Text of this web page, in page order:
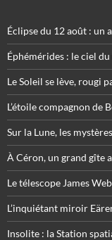
Éclipse du 12 août : un
Éphémérides : le ciel
Le Soleil se lève, rougi
L’étoile compagnon de
Sur la Lune, les
À Céron, un grand gîte
Le télescope James
L’inquiétant miroir
Insolite : la Station